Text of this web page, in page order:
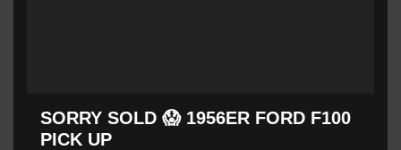
SORRY SOLD 😱 1956ER FORD F100
PICK UP